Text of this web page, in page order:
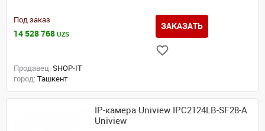
Под заказ
14 528 768 UZS
ЗАКАЗАТЬ
Продавец: SHOP-IT
город: Ташкент
IP-камера Uniview IPC2124LB-SF28-A
Uniview